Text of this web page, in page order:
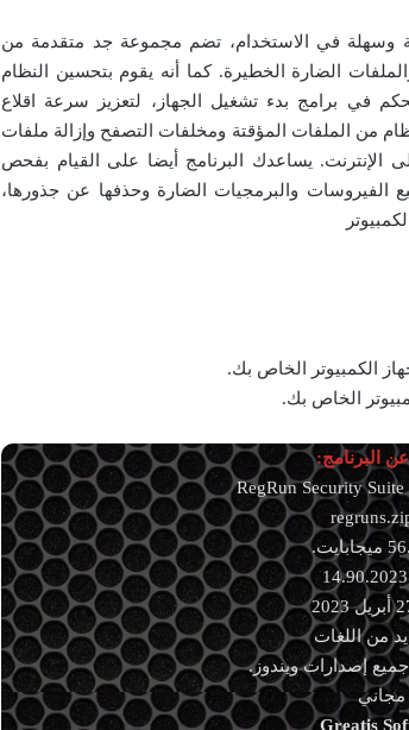
وسهلة في الاستخدام، تضم مجموعة جد متقدمة من
الضارة الخطيرة. كما أنه يقوم بتحسين النظام
في برامج بدء تشغيل الجهاز، لتعزيز سرعة اقلاع
من الملفات المؤقتة ومخلفات التصفح وإزالة ملفات
يساعدك البرنامج أيضا على القيام بفحص
والبرمجيات الضارة وحذفها عن جذورها،
الكمبيوتر الخاص بك.
الخاص بك.
البرنامج:
من اللغات
إصدارات ويندوز.
مجاني
Greatis